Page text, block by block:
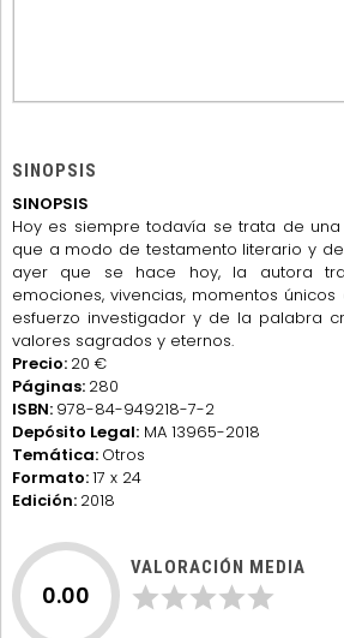
SINOPSIS
SINOPSIS
Hoy es siempre todavía se trata de
que a modo de testamento literario y
ayer que se hace hoy, la autora
emociones, vivencias, momentos
esfuerzo investigador y de la palabra
valores sagrados y eternos.
Precio: 20 €
Páginas: 280
ISBN: 978-84-949218-7-2
Depósito Legal: MA 13965-2018
Temática: Otros
Formato:17 x 24
Edición: 2018
0.00
VALORACIÓN MEDIA